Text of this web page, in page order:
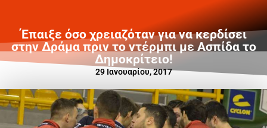
Έπαιξε όσο χρειαζόταν για να κερδίσει
στην Δράμα πριν το ντέρμπι με Ασπίδα το
Δημοκρίτειο!
29 Ιανουαρίου, 2017